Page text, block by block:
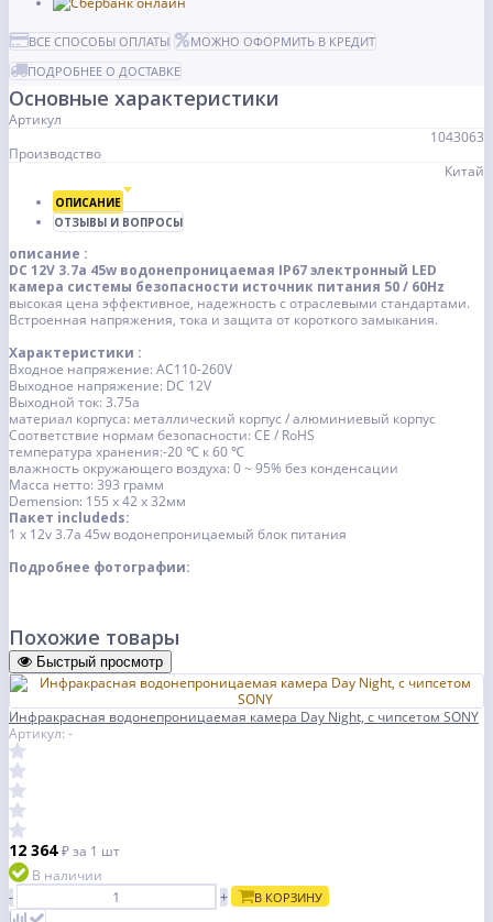
ВСЕ СПОСОБЫ ОПЛАТЫ
МОЖНО ОФОРМИТЬ В КРЕДИТ
ПОДРОБНЕЕ О ДОСТАВКЕ
Основные характеристики
Артикул
1043063
Производство
Китай
ОПИСАНИЕ
ОТЗЫВЫ И ВОПРОСЫ
описание :
DC 12V 3.7а 45w водонепроницаемая IP67 электронный LED
камера системы безопасности источник питания 50 / 60Hz
высокая цена эффективное, надежность с отраслевыми стандартами.
Встроенная напряжения, тока и защита от короткого замыкания.
Характеристики :
Входное напряжение: AC110-260V
Выходное напряжение: DC 12V
Выходной ток: 3.75a
материал корпуса: металлический корпус / алюминиевый корпус
Соответствие нормам безопасности: CE / RoHS
температура хранения:-20 ℃ к 60 ℃
влажность окружающего воздуха: 0 ~ 95% без конденсации
Масса нетто: 393 грамм
Demension: 155 х 42 х 32мм
Пакет includeds:
1 x 12v 3.7а 45w водонепроницаемый блок питания
Подробнее фотографии:
Похожие товары
Быстрый просмотр
Инфракрасная водонепроницаемая камера Day Night, с чипсетом SONY
Артикул: -
12 364₽за 1 шт
В наличии
-
+ В КОРЗИНУ